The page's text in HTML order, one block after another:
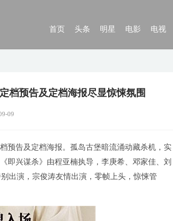
首页 头条 明星 电影 电视
档预告及定档海报尽显惊悚氛围
09
预告及定档海报。孤岛古堡暗流涌动藏杀机，实
即兴谋杀》由程亚楠执导，李庚希、邓家佳、刘
出演，宗俊涛友情出演，零帧上头，惊悚管